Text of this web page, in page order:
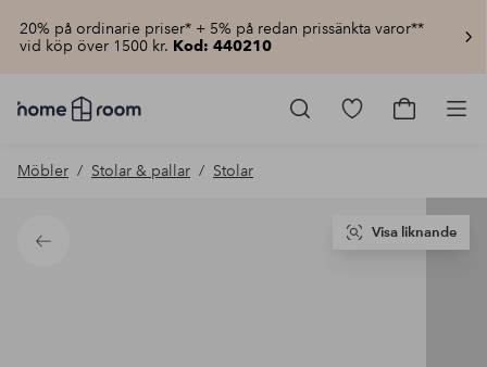
20% på ordinarie priser* + 5% på redan prissänkta varor**
vid köp över 1500 kr. Kod: 440210
Homeroom
–
hemmet
pris
Gå
Gå
Möbler Stolar & pallar Stolar
Tillbaka
Visa liknande